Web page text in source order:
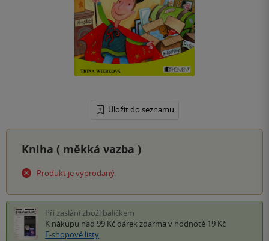
Uložit do seznamu
Kniha ( měkká vazba )
Produkt je vyprodaný.
Při zaslání zboží balíčkem
K nákupu nad 99 Kč dárek zdarma v hodnotě 19 Kč
E-shopové listy